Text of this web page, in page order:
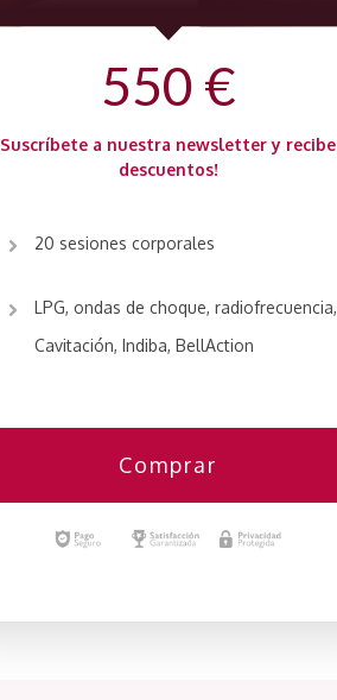
550 €
Suscríbete a nuestra newsletter y recibe
descuentos!
20 sesiones corporales
LPG, ondas de choque, radiofrecuencia,
Cavitación, Indiba, BellAction
Comprar